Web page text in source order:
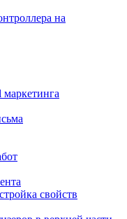
на
свойств